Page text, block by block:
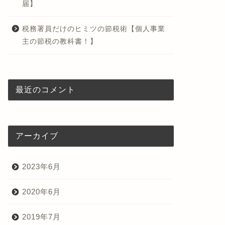
届】
税務署員だけのヒミツの節税術【個人事業
主の節税の教科書！】
最近のコメント
アーカイブ
2023年6月
2020年6月
2019年7月